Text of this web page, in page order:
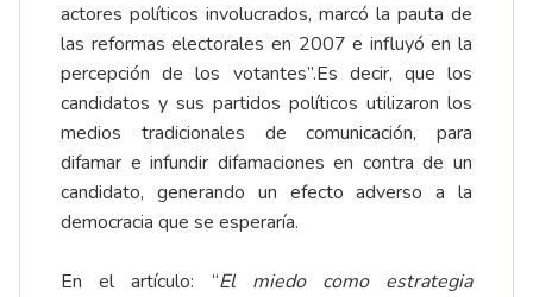
actores políticos involucrados, marcó la pauta de
las reformas electorales en 2007 e influyó en la
percepción de los votantes”.Es decir, que los
candidatos y sus partidos políticos utilizaron los
medios tradicionales de comunicación, para
difamar e infundir difamaciones en contra de un
candidato, generando un efecto adverso a la
democracia que se esperaría.
En el artículo: “El miedo como estrategia